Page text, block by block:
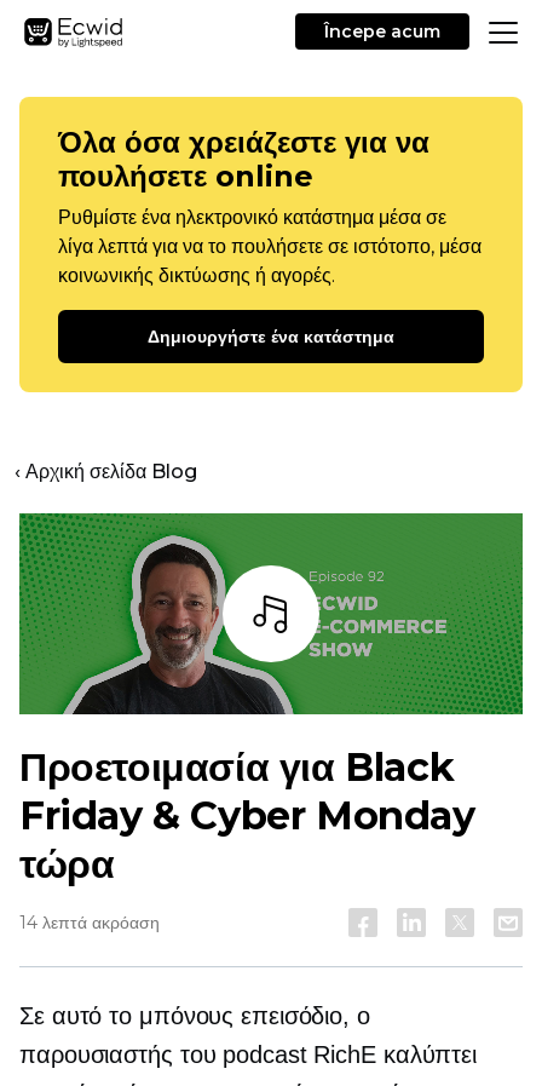
Începe acum
Όλα όσα χρειάζεστε για να
πουλήσετε online
Ρυθμίστε ένα ηλεκτρονικό κατάστημα μέσα σε
λίγα λεπτά για να το πουλήσετε σε ιστότοπο, μέσα
κοινωνικής δικτύωσης ή αγορές.
Δημιουργήστε ένα κατάστημα
‹ Αρχική σελίδα Blog
Άκουσε
Προετοιμασία για Black
Friday & Cyber ​​Monday
τώρα
14 λεπτά ακρόαση
Σε αυτό το μπόνους επεισόδιο, ο
παρουσιαστής του podcast RichE καλύπτει